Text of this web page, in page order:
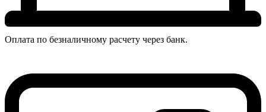
Оплата по безналичному расчету через банк.